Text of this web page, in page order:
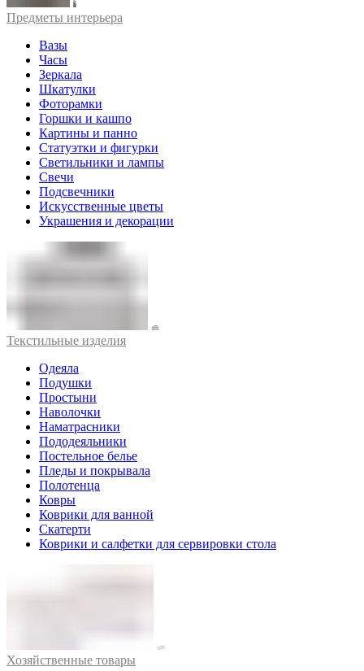
Предметы интерьера
Вазы
Часы
Зеркала
Шкатулки
Фоторамки
Горшки и кашпо
Картины и панно
Статуэтки и фигурки
Светильники и лампы
Свечи
Подсвечники
Искусственные цветы
Украшения и декорации
Текстильные изделия
Одеяла
Подушки
Простыни
Наволочки
Наматрасники
Пододеяльники
Постельное белье
Пледы и покрывала
Полотенца
Ковры
Коврики для ванной
Скатерти
Коврики и салфетки для сервировки стола
Хозяйственные товары